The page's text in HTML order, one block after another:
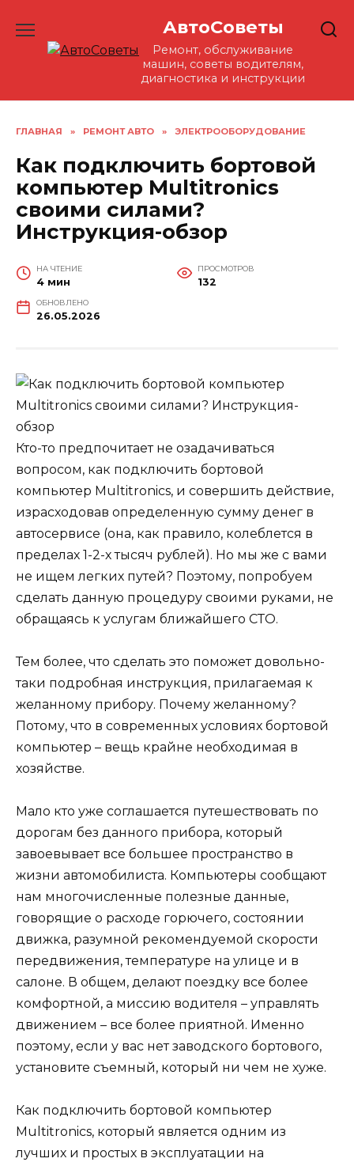
содержанию
АвтоСоветы
Ремонт, обслуживание
машин, советы водителям,
диагностика и инструкции
ГЛАВНАЯ » РЕМОНТ АВТО » ЭЛЕКТРООБОРУДОВАНИЕ
Как подключить бортовой
компьютер Multitronics
своими силами?
Инструкция-обзор
НА ЧТЕНИЕ
4 мин
ПРОСМОТРОВ
132
ОБНОВЛЕНО
26.05.2026
Кто-то предпочитает не озадачиваться
вопросом, как подключить бортовой
компьютер Multitronics, и совершить действие,
израсходовав определенную сумму денег в
автосервисе (она, как правило, колеблется в
пределах 1-2-х тысяч рублей). Но мы же с вами
не ищем легких путей? Поэтому, попробуем
сделать данную процедуру своими руками, не
обращаясь к услугам ближайшего СТО.
Тем более, что сделать это поможет довольно-
таки подробная инструкция, прилагаемая к
желанному прибору. Почему желанному?
Потому, что в современных условиях бортовой
компьютер – вещь крайне необходимая в
хозяйстве.
Мало кто уже соглашается путешествовать по
дорогам без данного прибора, который
завоевывает все большее пространство в
жизни автомобилиста. Компьютеры сообщают
нам многочисленные полезные данные,
говорящие о расходе горючего, состоянии
движка, разумной рекомендуемой скорости
передвижения, температуре на улице и в
салоне. В общем, делают поездку все более
комфортной, а миссию водителя – управлять
движением – все более приятной. Именно
поэтому, если у вас нет заводского бортового,
установите съемный, который ни чем не хуже.
Как подключить бортовой компьютер
Multitronics, который является одним из
лучших и простых в эксплуатации на